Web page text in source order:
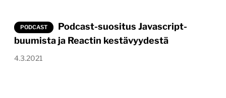
PODCAST
Podcast-suositus Javascript-
buumista ja Reactin kestävyydestä
4.3.2021